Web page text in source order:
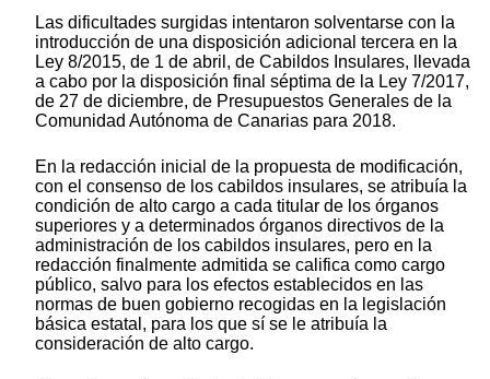
Las dificultades surgidas intentaron solventarse con la
introducción de una disposición adicional tercera en la
Ley 8/2015, de 1 de abril, de Cabildos Insulares, llevada
a cabo por la disposición final séptima de la Ley 7/2017,
de 27 de diciembre, de Presupuestos Generales de la
Comunidad Autónoma de Canarias para 2018.
En la redacción inicial de la propuesta de modificación,
con el consenso de los cabildos insulares, se atribuía la
condición de alto cargo a cada titular de los órganos
superiores y a determinados órganos directivos de la
administración de los cabildos insulares, pero en la
redacción finalmente admitida se califica como cargo
público, salvo para los efectos establecidos en las
normas de buen gobierno recogidas en la legislación
básica estatal, para los que sí se le atribuía la
consideración de alto cargo.